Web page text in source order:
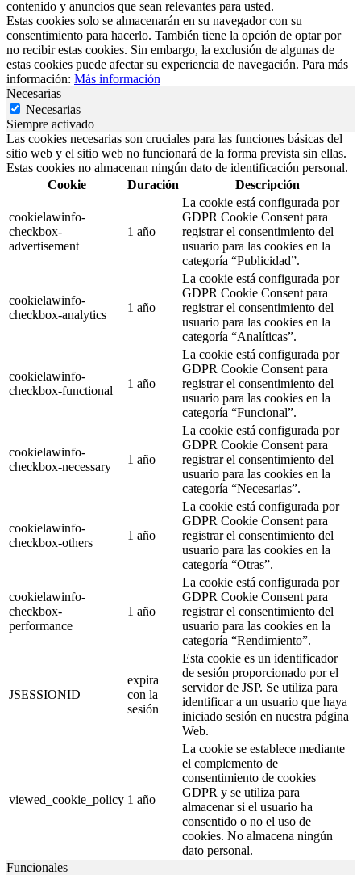
contenido y anuncios que sean relevantes para usted.
Estas cookies solo se almacenarán en su navegador con su
consentimiento para hacerlo. También tiene la opción de optar por
no recibir estas cookies. Sin embargo, la exclusión de algunas de
estas cookies puede afectar su experiencia de navegación. Para más
información: Más información
Necesarias
Necesarias
Siempre activado
Las cookies necesarias son cruciales para las funciones básicas del
sitio web y el sitio web no funcionará de la forma prevista sin ellas.
Estas cookies no almacenan ningún dato de identificación personal.
Cookie
Duración Descripción
cookielawinfo-
checkbox-
advertisement
1 año
La cookie está configurada por
GDPR Cookie Consent para
registrar el consentimiento del
usuario para las cookies en la
categoría “Publicidad”.
cookielawinfo-
checkbox-analytics
1 año
La cookie está configurada por
GDPR Cookie Consent para
registrar el consentimiento del
usuario para las cookies en la
categoría “Analíticas”.
cookielawinfo-
checkbox-functional
1 año
La cookie está configurada por
GDPR Cookie Consent para
registrar el consentimiento del
usuario para las cookies en la
categoría “Funcional”.
cookielawinfo-
checkbox-necessary
1 año
La cookie está configurada por
GDPR Cookie Consent para
registrar el consentimiento del
usuario para las cookies en la
categoría “Necesarias”.
cookielawinfo-
checkbox-others
1 año
La cookie está configurada por
GDPR Cookie Consent para
registrar el consentimiento del
usuario para las cookies en la
categoría “Otras”.
cookielawinfo-
checkbox-
performance
1 año
La cookie está configurada por
GDPR Cookie Consent para
registrar el consentimiento del
usuario para las cookies en la
categoría “Rendimiento”.
JSESSIONID
expira
con la
sesión
Esta cookie es un identificador
de sesión proporcionado por el
servidor de JSP. Se utiliza para
identificar a un usuario que haya
iniciado sesión en nuestra página
Web.
viewed_cookie_policy 1 año
La cookie se establece mediante
el complemento de
consentimiento de cookies
GDPR y se utiliza para
almacenar si el usuario ha
consentido o no el uso de
cookies. No almacena ningún
dato personal.
Funcionales